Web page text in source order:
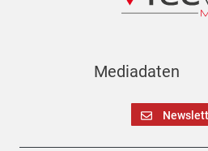
Mediadaten